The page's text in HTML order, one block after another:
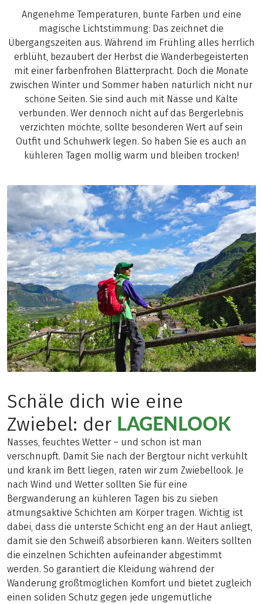
Angenehme Temperaturen, bunte Farben und eine
magische Lichtstimmung: Das zeichnet die
Übergangszeiten aus. Während im Frühling alles herrlich
erblüht, bezaubert der Herbst die Wanderbegeisterten
mit einer farbenfrohen Blätterpracht. Doch die Monate
zwischen Winter und Sommer haben natürlich nicht nur
schöne Seiten. Sie sind auch mit Nässe und Kälte
verbunden. Wer dennoch nicht auf das Bergerlebnis
verzichten möchte, sollte besonderen Wert auf sein
Outfit und Schuhwerk legen. So haben Sie es auch an
kühleren Tagen mollig warm und bleiben trocken!
Schäle dich wie eine
Zwiebel: der LAGENLOOK
Nasses, feuchtes Wetter – und schon ist man
verschnupft. Damit Sie nach der Bergtour nicht verkühlt
und krank im Bett liegen, raten wir zum Zwiebellook. Je
nach Wind und Wetter sollten Sie für eine
Bergwanderung an kühleren Tagen bis zu sieben
atmungsaktive Schichten am Körper tragen. Wichtig ist
dabei, dass die unterste Schicht eng an der Haut anliegt,
damit sie den Schweiß absorbieren kann. Weiters sollten
die einzelnen Schichten aufeinander abgestimmt
werden. So garantiert die Kleidung während der
Wanderung größtmöglichen Komfort und bietet zugleich
einen soliden Schutz gegen jede ungemütliche